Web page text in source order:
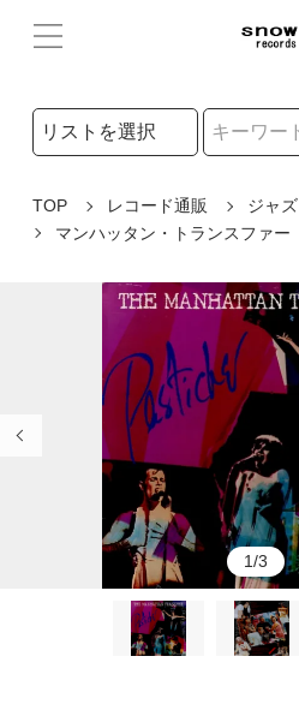
検索リストの選択
TOP レコード通販
ジャズ
マンハッタン・トランスファー
1/3